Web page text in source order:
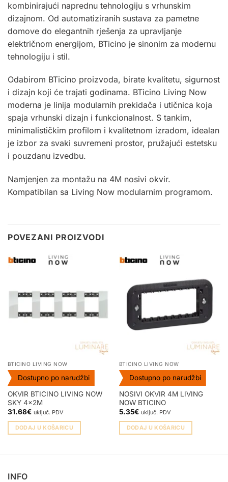
kombinirajući naprednu tehnologiju s vrhunskim
dizajnom. Od automatiziranih sustava za pametne
domove do elegantnih rješenja za upravljanje
električnom energijom, BTicino je sinonim za modernu
tehnologiju i stil.
Odabirom BTicino proizvoda, birate kvalitetu, sigurnost
i dizajn koji će trajati godinama. BTicino Living Now
moderna je linija modularnih prekidača i utičnica koja
spaja vrhunski dizajn i funkcionalnost. S tankim,
minimalističkim profilom i kvalitetnom izradom, idealan
je izbor za svaki suvremeni prostor, pružajući estetsku
i pouzdanu izvedbu.
Namjenjen za montažu na 4M nosivi okvir.
Kompatibilan sa Living Now modularnim programom.
POVEZANI PROIZVODI
BTICINO LIVING NOW
Dostupno po narudžbi
OKVIR BTICINO LIVING NOW
SKY 4x2M
31.68€ uključ. PDV
DODAJ U KOŠARICU
BTICINO LIVING NOW
Dostupno po narudžbi
NOSIVI OKVIR 4M LIVING
NOW BTICINO
5.35€ uključ. PDV
DODAJ U KOŠARICU
INFO